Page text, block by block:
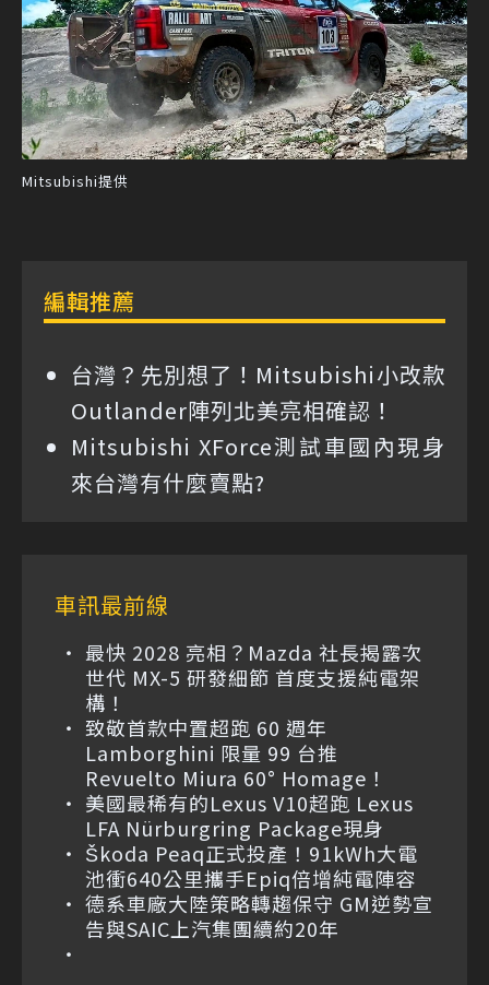
Mitsubishi提供
編輯推薦
台灣？先別想了！Mitsubishi小改款
Outlander陣列北美亮相確認！
Mitsubishi XForce測試車國內現身
來台灣有什麼賣點?
車訊最前線
最快 2028 亮相？Mazda 社長揭露次
世代 MX-5 研發細節 首度支援純電架
構！
致敬首款中置超跑 60 週年
Lamborghini 限量 99 台推
Revuelto Miura 60° Homage！
美國最稀有的Lexus V10超跑 Lexus
LFA Nürburgring Package現身
Škoda Peaq正式投產！91kWh大電
池衝640公里攜手Epiq倍增純電陣容
德系車廠大陸策略轉趨保守 GM逆勢宣
告與SAIC上汽集團續約20年